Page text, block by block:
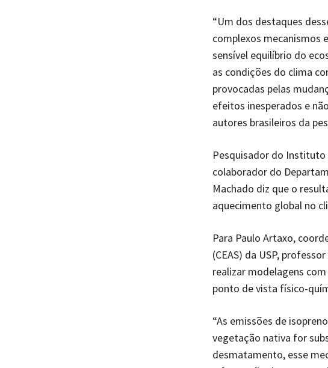
“Um dos destaques
complexos mecanismos
sensível equilíbrio do
as condições do clima
provocadas pelas
efeitos inesperados e
autores brasileiros da
Pesquisador do Instituto
colaborador do
Machado diz que o
aquecimento global no
Para Paulo Artaxo,
(CEAS) da USP,
realizar modelagens
ponto de vista físico-
“As emissões de
vegetação nativa for
desmatamento, esse